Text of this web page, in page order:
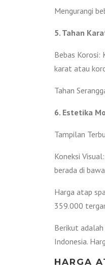
Mengurangi
5. Tahan
Bebas
karat atau
Tahan
6. Estetika
Tampilan
Koneksi
berada di
Harga atap
359.000
Berikut
Indonesia.
HARGA